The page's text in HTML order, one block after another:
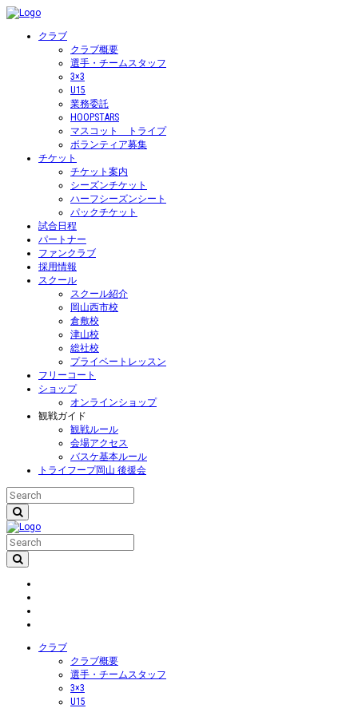
クラブ
クラブ概要
選手・チームスタッフ
3×3
U15
業務委託
HOOPSTARS
マスコット トライプ
ボランティア募集
チケット
チケット案内
シーズンチケット
ハーフシーズンシート
パックチケット
試合日程
パートナー
ファンクラブ
採用情報
スクール
スクール紹介
岡山西市校
倉敷校
津山校
総社校
プライベートレッスン
フリーコート
ショップ
オンラインショップ
観戦ガイド
観戦ルール
会場アクセス
バスケ基本ルール
トライフープ岡山 後援会
クラブ
クラブ概要
選手・チームスタッフ
3×3
U15